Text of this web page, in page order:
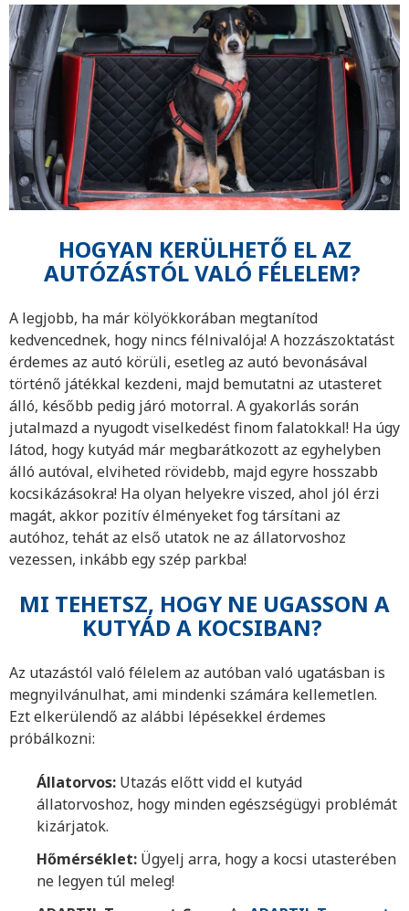
HOGYAN KERÜLHETŐ EL AZ
AUTÓZÁSTÓL VALÓ FÉLELEM?
A legjobb, ha már kölyökkorában megtanítod
kedvencednek, hogy nincs félnivalója! A hozzászoktatást
érdemes az autó körüli, esetleg az autó bevonásával
történő játékkal kezdeni, majd bemutatni az utasteret
álló, később pedig járó motorral. A gyakorlás során
jutalmazd a nyugodt viselkedést finom falatokkal! Ha úgy
látod, hogy kutyád már megbarátkozott az egyhelyben
álló autóval, elviheted rövidebb, majd egyre hosszabb
kocsikázásokra! Ha olyan helyekre viszed, ahol jól érzi
magát, akkor pozitív élményeket fog társítani az
autóhoz, tehát az első utatok ne az állatorvoshoz
vezessen, inkább egy szép parkba!
MI TEHETSZ, HOGY NE UGASSON A
KUTYÁD A KOCSIBAN?
Az utazástól való félelem az autóban való ugatásban is
megnyilvánulhat, ami mindenki számára kellemetlen.
Ezt elkerülendő az alábbi lépésekkel érdemes
próbálkozni:
Állatorvos: Utazás előtt vidd el kutyád
állatorvoshoz, hogy minden egészségügyi problémát
kizárjatok.
Hőmérséklet: Ügyelj arra, hogy a kocsi utasterében
ne legyen túl meleg!